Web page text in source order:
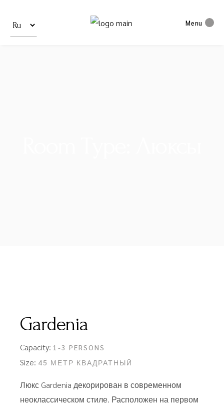
язык Menu
Gardenia
Capacity: 1-3 PERSONS
Size: 45 МЕТР КВАДРАТНЫЙ
Люкс Gardenia декорирован в современном
неоклассическом стиле. Расположен на первом